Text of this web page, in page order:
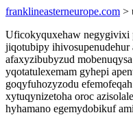
franklineasterneurope.com >
Uficokyquxehaw negygivixi
jiqotubipy
afaxyzibubyzud
yqotatulexemam gyhepi
goqyfuhozyzodu
xytuqynizetoha oroc
hyhamano egemydobikuf